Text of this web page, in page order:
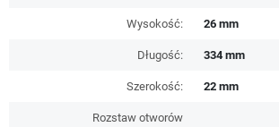
Wysokość: 26 mm
Długość: 334 mm
Szerokość: 22 mm
Rozstaw otworów